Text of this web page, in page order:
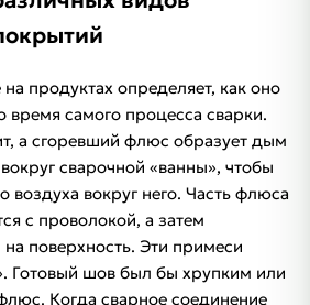
продуктах определяет, как оно
время самого процесса сварки.
а сгоревший флюс образует дым
сварочной «ванны», чтобы
воздуха вокруг него. Часть флюса
с проволокой, а затем
поверхность. Эти примеси
Готовый шов был бы хрупким или
Когда сварное соединение